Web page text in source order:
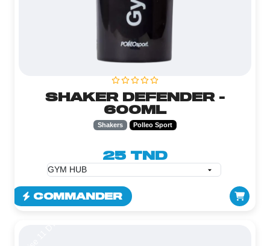
SHAKER DEFENDER -
600ML
Shakers Polleo Sport
25 TND
COMMANDER